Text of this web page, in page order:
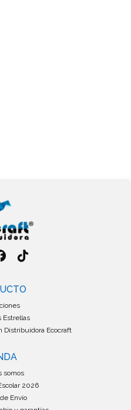
Estrellas
Distribuidora Ecocraft
somos
2026
Envío